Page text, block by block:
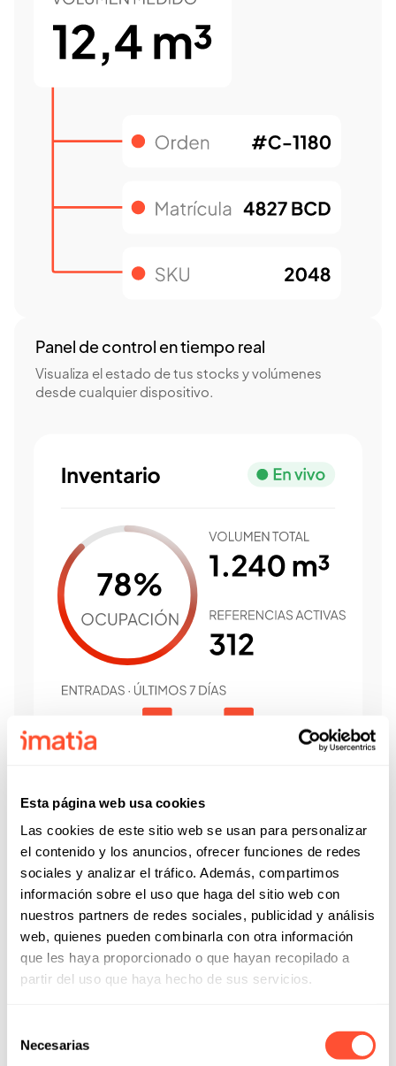
Esta página web usa cookies
Las cookies de este sitio web se usan para personalizar
el contenido y los anuncios, ofrecer funciones de redes
sociales y analizar el tráfico. Además, compartimos
información sobre el uso que haga del sitio web con
nuestros partners de redes sociales, publicidad y análisis
web, quienes pueden combinarla con otra información
que les haya proporcionado o que hayan recopilado a
partir del uso que haya hecho de sus servicios.
Necesarias
Panel de control en tiempo real
Visualiza el estado de tus stocks y volúmenes
desde cualquier dispositivo.
Programación de medidas automática
Realizar escaneos periódicos y obtén un inventario
actualizado automáticamente.